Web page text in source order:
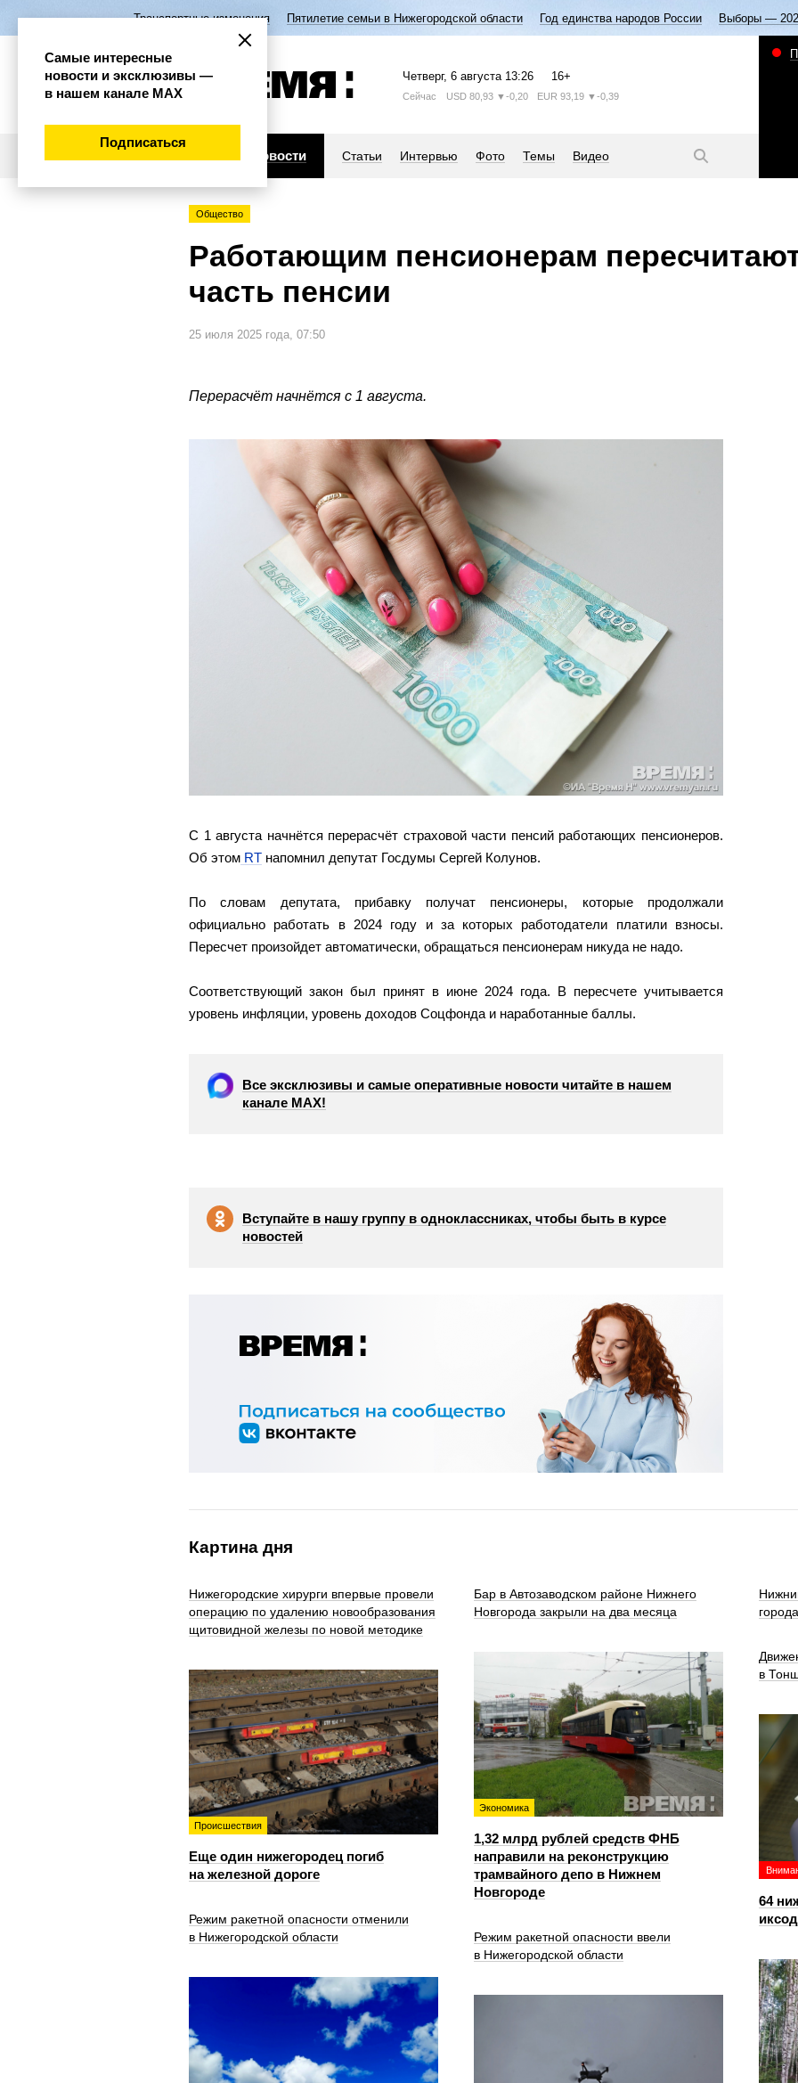
Транспортные изменения Пятилетие семьи в Нижегородской области Год единства народов России Выборы —
Четверг, 6 августа 13:26 16+
Сейчас USD 80,93 ▼-0,20 EUR 93,19 ▼-0,39
Новости Статьи Интервью Фото Темы Видео
Общество
Работающим пенсионерам
часть пенсии
25 июля 2025 года, 07:50
Перерасчёт начнётся с 1 августа.
С 1 августа начнётся перерасчёт страховой части пенсий работающих пенсионеров.
Об этом RT напомнил депутат Госдумы Сергей Колунов.
По словам депутата, прибавку получат пенсионеры, которые продолжали
официально работать в 2024 году и за которых работодатели платили взносы.
Пересчет произойдет автоматически, обращаться пенсионерам никуда не надо.
Соответствующий закон был принят в июне 2024 года. В пересчете учитывается
уровень инфляции, уровень доходов Соцфонда и наработанные баллы.
Все эксклюзивы и самые оперативные новости читайте в нашем
канале МАХ!
Вступайте в нашу группу в одноклассниках, чтобы быть в курсе
новостей
Картина дня
Нижегородские хирурги впервые провели
операцию по удалению новообразования
щитовидной железы по новой методике
Бар в Автозаводском районе Нижнего
Новгорода закрыли на два месяца
Экономика
1,32 млрд рублей средств ФНБ
направили на реконструкцию
трамвайного депо в Нижнем
Новгороде
в
Происшествия
Еще один нижегородец погиб
на железной дороге
64
Режим ракетной опасности отменили
в Нижегородской области
Режим ракетной опасности ввели
в Нижегородской области
Самые интересные
новости и эксклюзивы —
в нашем канале МАХ
Подписаться